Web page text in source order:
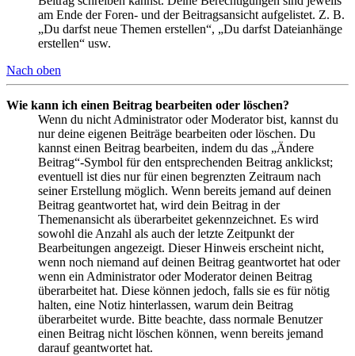
am Ende der Foren- und der Beitragsansicht aufgelistet. Z. B.
„Du darfst neue Themen erstellen“, „Du darfst Dateianhänge
erstellen“ usw.
Nach oben
Wie kann ich einen Beitrag bearbeiten oder löschen?
Wenn du nicht Administrator oder Moderator bist, kannst du
nur deine eigenen Beiträge bearbeiten oder löschen. Du
kannst einen Beitrag bearbeiten, indem du das „Ändere
Beitrag“-Symbol für den entsprechenden Beitrag anklickst;
eventuell ist dies nur für einen begrenzten Zeitraum nach
seiner Erstellung möglich. Wenn bereits jemand auf deinen
Beitrag geantwortet hat, wird dein Beitrag in der
Themenansicht als überarbeitet gekennzeichnet. Es wird
sowohl die Anzahl als auch der letzte Zeitpunkt der
Bearbeitungen angezeigt. Dieser Hinweis erscheint nicht,
wenn noch niemand auf deinen Beitrag geantwortet hat oder
wenn ein Administrator oder Moderator deinen Beitrag
überarbeitet hat. Diese können jedoch, falls sie es für nötig
halten, eine Notiz hinterlassen, warum dein Beitrag
überarbeitet wurde. Bitte beachte, dass normale Benutzer
einen Beitrag nicht löschen können, wenn bereits jemand
darauf geantwortet hat.